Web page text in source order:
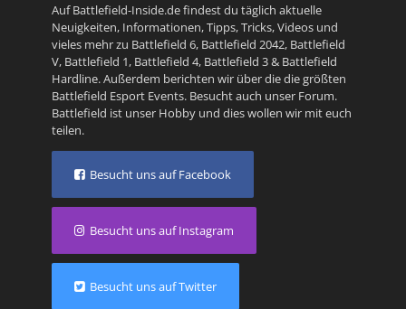
Auf Battlefield-Inside.de findest du täglich aktuelle
Neuigkeiten, Informationen, Tipps, Tricks, Videos und
vieles mehr zu Battlefield 6, Battlefield 2042, Battlefield
V, Battlefield 1, Battlefield 4, Battlefield 3& Battlefield
Hardline. Außerdem berichten wir über die die größten
Battlefield Esport Events. Besucht auch unser Forum.
Battlefield ist unser Hobby und dies wollen wir mit euch
teilen.
Besucht uns auf Facebook
Besucht uns auf Instagram
Besucht uns auf Twitter